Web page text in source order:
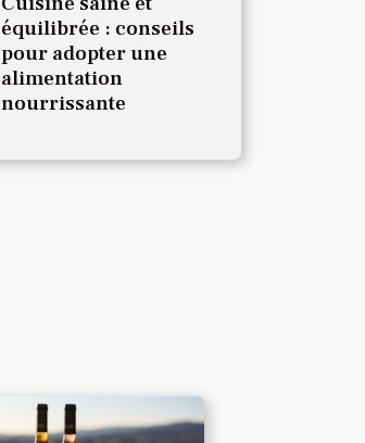
équilibrée : conseils
pour adopter une
alimentation
nourrissante